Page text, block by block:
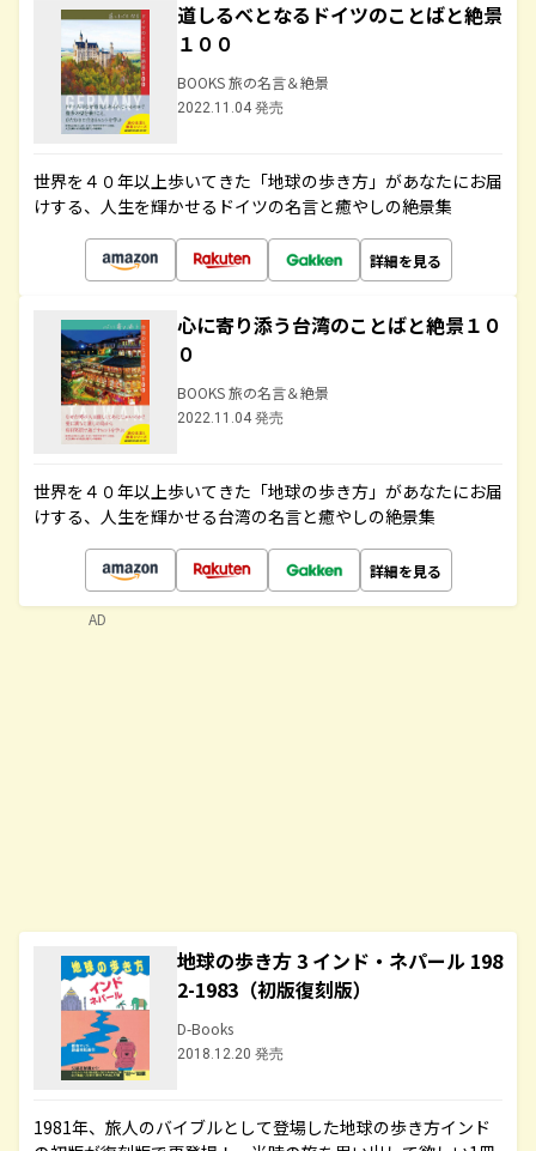
道しるべとなるドイツのことばと絶景
１００
BOOKS 旅の名言＆絶景
2022.11.04 発売
世界を４０年以上歩いてきた「地球の歩き方」があなたにお届
けする、人生を輝かせるドイツの名言と癒やしの絶景集
詳細を見る
心に寄り添う台湾のことばと絶景１０
０
BOOKS 旅の名言＆絶景
2022.11.04 発売
世界を４０年以上歩いてきた「地球の歩き方」があなたにお届
けする、人生を輝かせる台湾の名言と癒やしの絶景集
詳細を見る
地球の歩き方 3 インド・ネパール 198
2-1983（初版復刻版）
D-Books
2018.12.20 発売
1981年、旅人のバイブルとして登場した地球の歩き方インド
AD